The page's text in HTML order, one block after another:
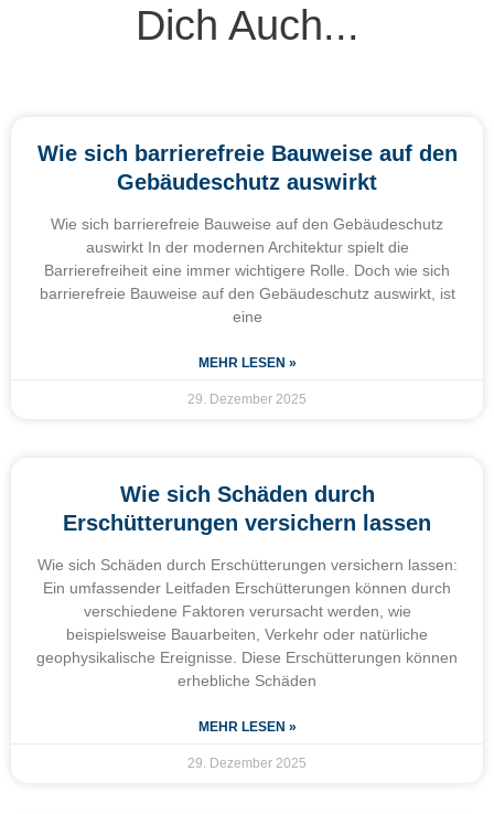
Dich Auch...
Wie sich barrierefreie Bauweise auf den
Gebäudeschutz auswirkt
Wie sich barrierefreie Bauweise auf den Gebäudeschutz
auswirkt In der modernen Architektur spielt die
Barrierefreiheit eine immer wichtigere Rolle. Doch wie sich
barrierefreie Bauweise auf den Gebäudeschutz auswirkt, ist
eine
MEHR LESEN »
29. Dezember 2025
Wie sich Schäden durch
Erschütterungen versichern lassen
Wie sich Schäden durch Erschütterungen versichern lassen:
Ein umfassender Leitfaden Erschütterungen können durch
verschiedene Faktoren verursacht werden, wie
beispielsweise Bauarbeiten, Verkehr oder natürliche
geophysikalische Ereignisse. Diese Erschütterungen können
erhebliche Schäden
MEHR LESEN »
29. Dezember 2025